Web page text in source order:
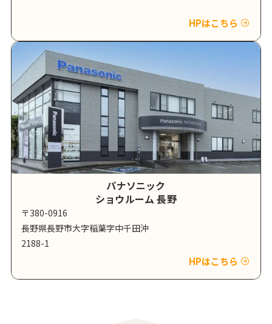
HPはこちら
パナソニック
ショウルーム 長野
〒380-0916
長野県長野市大字稲葉字中千田沖
2188-1
HPはこちら